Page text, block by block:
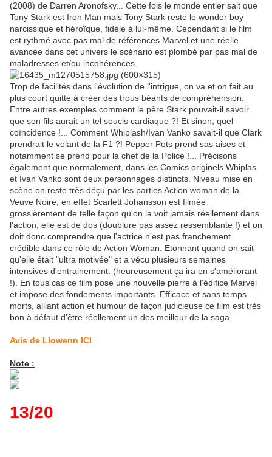
(2008) de Darren Aronofsky... Cette fois le monde entier sait que
Tony Stark est Iron Man mais Tony Stark reste le wonder boy
narcissique et héroïque, fidèle à lui-même. Cependant si le film
est rythmé avec pas mal de références Marvel et une réelle
avancée dans cet univers le scénario est plombé par pas mal de
maladresses et/ou incohérences.
Trop de facilités dans l'évolution de l'intrigue, on va et on fait au
plus court quitte à créer des trous béants de compréhension.
Entre autres exemples comment le père Stark pouvait-il savoir
que son fils aurait un tel soucis cardiaque ?! Et sinon, quel
coïncidence !... Comment Whiplash/Ivan Vanko savait-il que Clark
prendrait le volant de la F1 ?! Pepper Pots prend sas aises et
notamment se prend pour la chef de la Police !... Précisons
également que normalement, dans les Comics originels Whiplas
et Ivan Vanko sont deux personnages distincts. Niveau mise en
scène on reste très déçu par les parties Action woman de la
Veuve Noire, en effet Scarlett Johansson est filmée
grossièrement de telle façon qu'on la voit jamais réellement dans
l'action, elle est de dos (doublure pas assez ressemblante !) et on
doit donc comprendre que l'actrice n'est pas franchement
crédible dans ce rôle de Action Woman. Etonnant quand on sait
qu'elle était "ultra motivée" et a vécu plusieurs semaines
intensives d'entrainement. (heureusement ça ira en s'améliorant
!). En tous cas ce film pose une nouvelle pierre à l'édifice Marvel
et impose des fondements importants. Efficace et sans temps
morts, alliant action et humour de façon judicieuse ce film est très
bon à défaut d'être réellement un des meilleur de la saga.
Avis de Llowenn ICI
Note :
13/20